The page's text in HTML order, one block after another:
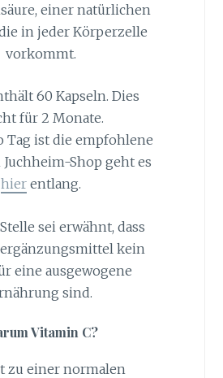
einer natürlichen
in jeder Körperzelle
vorkommt.
60 Kapseln. Dies
für 2 Monate.
Tag ist die empfohlene
Juchheim-Shop geht es
hier entlang.
sei erwähnt, dass
kein
eine ausgewogene
sind.
Vitamin C?
zu einer normalen